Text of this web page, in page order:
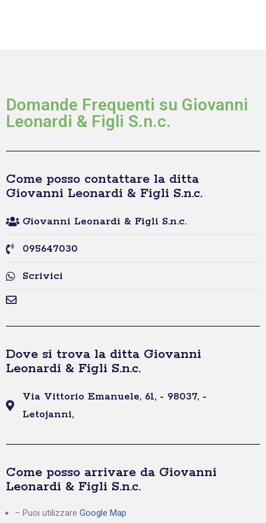
Domande Frequenti su Giovanni
Leonardi & Figli S.n.c.
Come posso contattare la ditta
Giovanni Leonardi & Figli S.n.c.
Giovanni Leonardi & Figli S.n.c.
095647030
Scrivici
Dove si trova la ditta Giovanni
Leonardi & Figli S.n.c.
Via Vittorio Emanuele, 61, - 98037, -
Letojanni,
Come posso arrivare da Giovanni
Leonardi & Figli S.n.c.
– Puoi utilizzare Google Map